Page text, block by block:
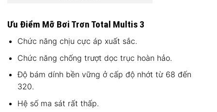
Ưu Điểm Mỡ Bơi Trơn Total Multis 3
Chức năng chịu cực áp xuất sắc.
Chức năng chống trượt dọc trục hoàn hảo.
Độ bám dính bền vững ở cấp độ nhớt từ 68 đến
320.
Hệ số ma sát rất thấp.